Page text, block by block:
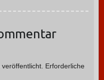
Erforderliche